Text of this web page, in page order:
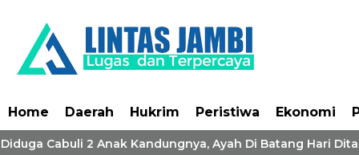
Home Daerah Hukrim Peristiwa Ekonomi
Cabuli 2 Anak Kandungnya, Ayah Di Batang Hari